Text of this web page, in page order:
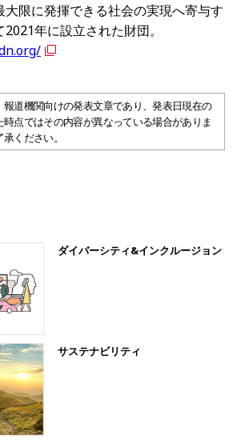
大限に発揮できる社会の実現へ寄与す
年に設立された財団。
道機関向けの発表文章であり、発表日現在の
点ではその内容が異なっている場合がありま
ください。
ダイバーシティ&インクルージョン
サステナビリティ